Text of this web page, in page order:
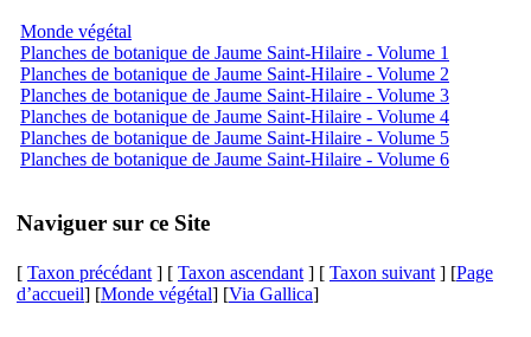
Monde végétal
Planches de botanique de Jaume Saint-Hilaire - Volume 1
Planches de botanique de Jaume Saint-Hilaire - Volume 2
Planches de botanique de Jaume Saint-Hilaire - Volume 3
Planches de botanique de Jaume Saint-Hilaire - Volume 4
Planches de botanique de Jaume Saint-Hilaire - Volume 5
Planches de botanique de Jaume Saint-Hilaire - Volume 6
Naviguer sur ce Site
[ Taxon précédant ] [ Taxon ascendant ] [ Taxon suivant ] [Page
d’accueil] [Monde végétal] [Via Gallica]